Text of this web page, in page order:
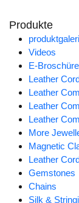
Produkte
Videos
E-Broschüre
Leather
Leather
Leather
Leather
More
Magnetic
Leather
Gemstones
Chains
Silk &